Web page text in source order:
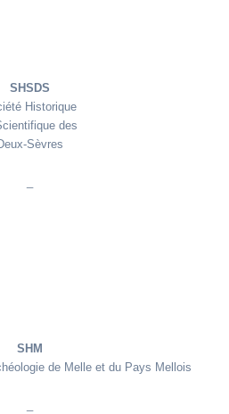
SHSDS
Historique
des
Sèvres
SHM
de Melle et du Pays Mellois